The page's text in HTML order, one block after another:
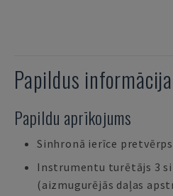
Papildus informācija
Papildu aprīkojums
Sinhronā ierīce
Instrumentu turētājs 3
(aizmugurējās daļas